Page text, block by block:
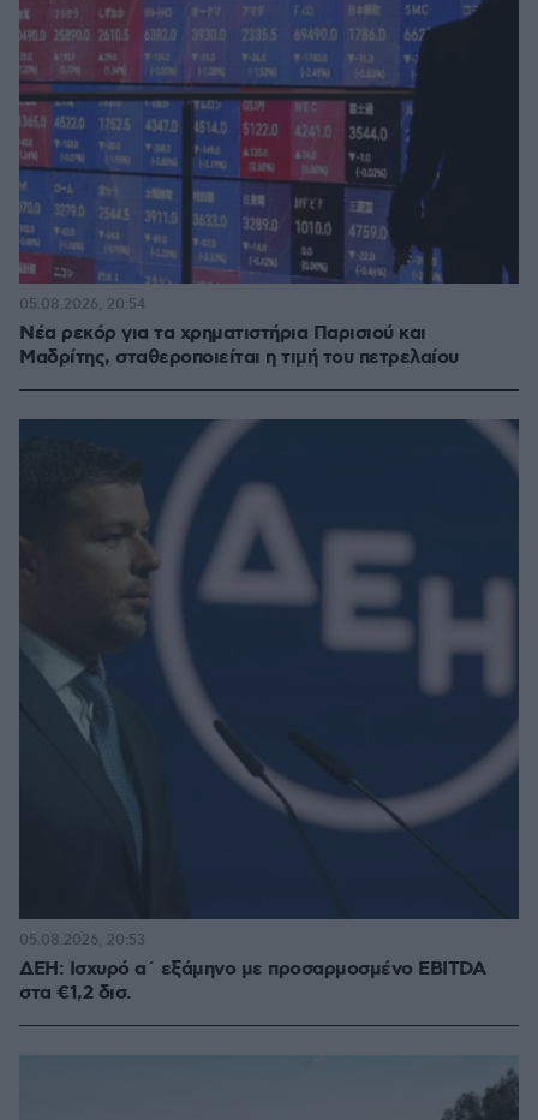
Νέα ρεκόρ για τα χρηματιστήρια Παρισιού και
Μαδρίτης, σταθεροποιείται η τιμή του πετρελαίου
05.08.2026, 20:54
ΔΕΗ: Ισχυρό α΄ εξάμηνο με προσαρμοσμένο EBITDA
στα €1,2 δισ.
05.08.2026, 20:53